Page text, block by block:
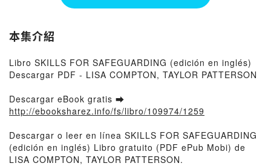
本集介紹
Libro SKILLS FOR SAFEGUARDING (edición en inglés)
Descargar PDF - LISA COMPTON, TAYLOR PATTERSON
Descargar eBook gratis ➡
http://ebooksharez.info/fs/libro/109974/1259
Descargar o leer en línea SKILLS FOR SAFEGUARDING
(edición en inglés) Libro gratuito (PDF ePub Mobi) de
LISA COMPTON, TAYLOR PATTERSON.